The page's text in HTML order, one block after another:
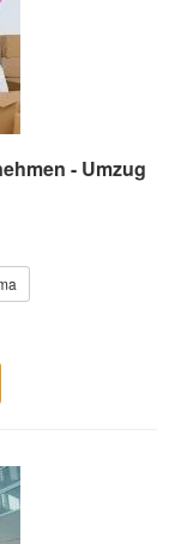
- Umzug